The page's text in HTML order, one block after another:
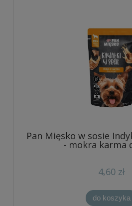
Pan Mięsko w sosie
- mokra karma
4,60 zł
do koszyka